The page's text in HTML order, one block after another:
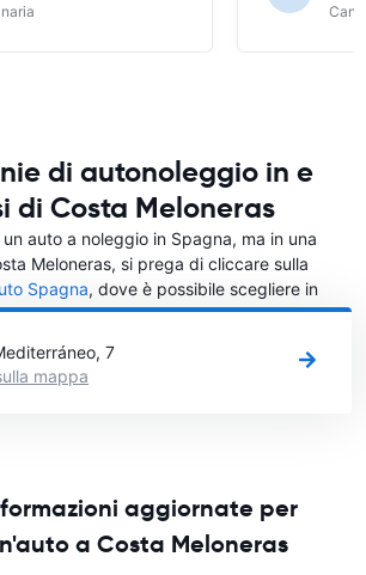
di autonoleggio in e
di Costa Meloneras
auto a noleggio in Spagna, ma in una
Meloneras, si prega di cliccare sulla
Spagna, dove è possibile scegliere in
si vuole noleggiare l'auto.
7
mappa
aggiornate per
a Costa Meloneras